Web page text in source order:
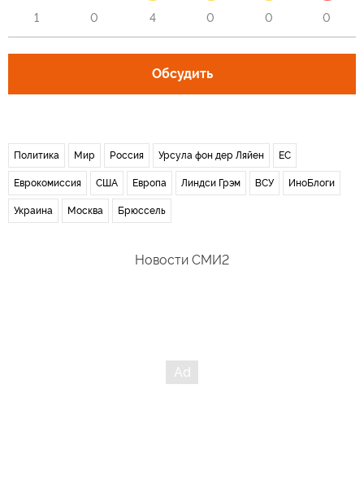
1 0 4 0 0 0
Обсудить
Политика Мир Россия Урсула фон дер Ляйен ЕС
Еврокомиссия США Европа Линдси Грэм ВСУ ИноБлоги
Украина Москва Брюссель
Новости СМИ2